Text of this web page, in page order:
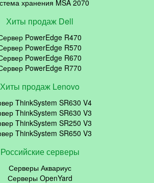
хранения MSA 2070
Хиты продаж Dell
PowerEdge R470
PowerEdge R570
PowerEdge R670
PowerEdge R770
Хиты продаж Lenovo
ThinkSystem SR630 V4
ThinkSystem SR630 V3
ThinkSystem SR250 V3
ThinkSystem SR650 V3
Российские серверы
Серверы Аквариус
Серверы OpenYard